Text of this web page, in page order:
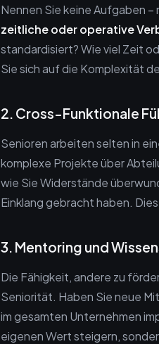
Nennen Sie keine Aufgaben
zeitliche oder operative
standardisiert? Wie viel Zeit
Sie sich auf die Komplexität
2. Cross-Funktionale
Senioren arbeiten selten in
komplexe Projekte über
wie Sie Widerstände
Einklang gebracht haben.
3. Mentoring und
Die Fähigkeit, andere zu
Seniorität. Haben Sie neue
im gesamten Unternehmen
eigenen Wert steigern,